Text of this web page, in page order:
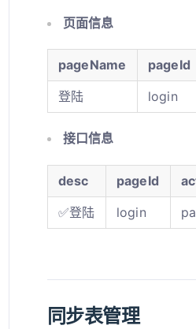
页面信息
pageName pageId
登陆
login
接口信息
desc pageId
✅登陆
login
同步表管理